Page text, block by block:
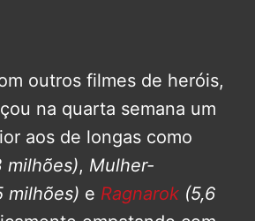
outros filmes de heróis,
na quarta semana um
aos de longas como
milhões), Mulher-
milhões) e Ragnarok (5,6